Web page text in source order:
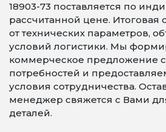
18903-73 поставляется по
рассчитанной цене. Итоговая
от технических параметров,
условий логистики. Мы
коммерческое предложение
потребностей и
условия сотрудничества.
менеджер свяжется с Вами
деталей.